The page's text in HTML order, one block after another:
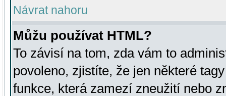
Návrat nahoru
Můžu používat HTML?
To závisí na tom, zda vám to
povoleno, zjistíte, že jen některé
funkce, která zamezí zneužití nebo